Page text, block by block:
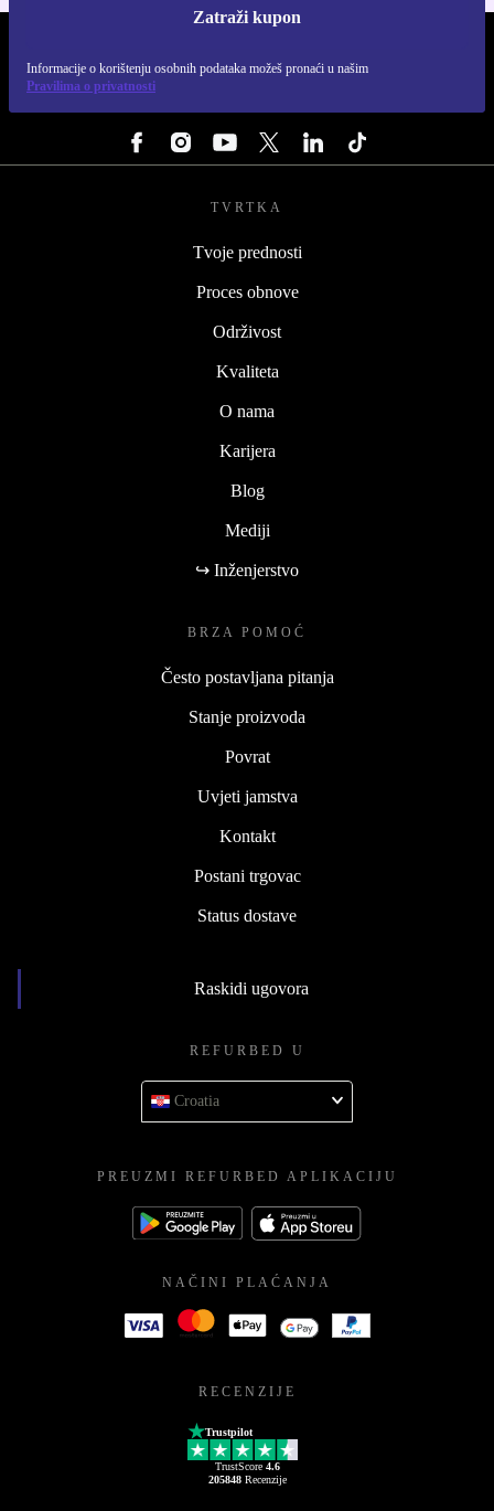
Zatraži kupon
Informacije o korištenju osobnih podataka možeš pronaći u našim
Pravilima o privatnosti
TVRTKA
Tvoje prednosti
Proces obnove
Održivost
Kvaliteta
O nama
Karijera
Blog
Mediji
↪ Inženjerstvo
BRZA POMOĆ
Često postavljana pitanja
Stanje proizvoda
Povrat
Uvjeti jamstva
Kontakt
Postani trgovac
Status dostave
Raskidi ugovora
REFURBED U
Croatia
PREUZMI REFURBED APLIKACIJU
NAČINI PLAĆANJA
RECENZIJE
Trustpilot
TrustScore 4.6
205848Recenzije